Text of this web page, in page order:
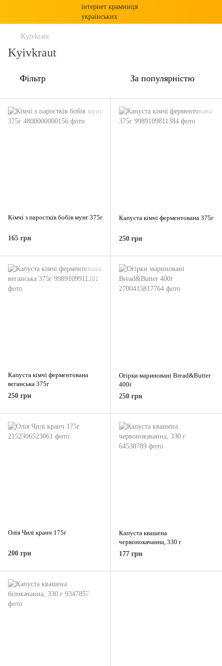
Kyivkraut
Kyivkraut
Фільтр За популярністю
Кімчі з паростків бобів мунг 375г
165 грн
Капуста кімчі ферментована 375г
250 грн
Капуста кімчі ферментована
веганська 375г
250 грн
Огірки мариновані Bread&Butter
400г
250 грн
Олія Чилі кранч 175г
200 грн
Капуста квашена
червонокачанна, 330 г
177 грн